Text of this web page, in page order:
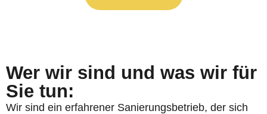
Wer wir sind und was wir für
Sie tun:
Wir sind ein erfahrener Sanierungsbetrieb, der sich